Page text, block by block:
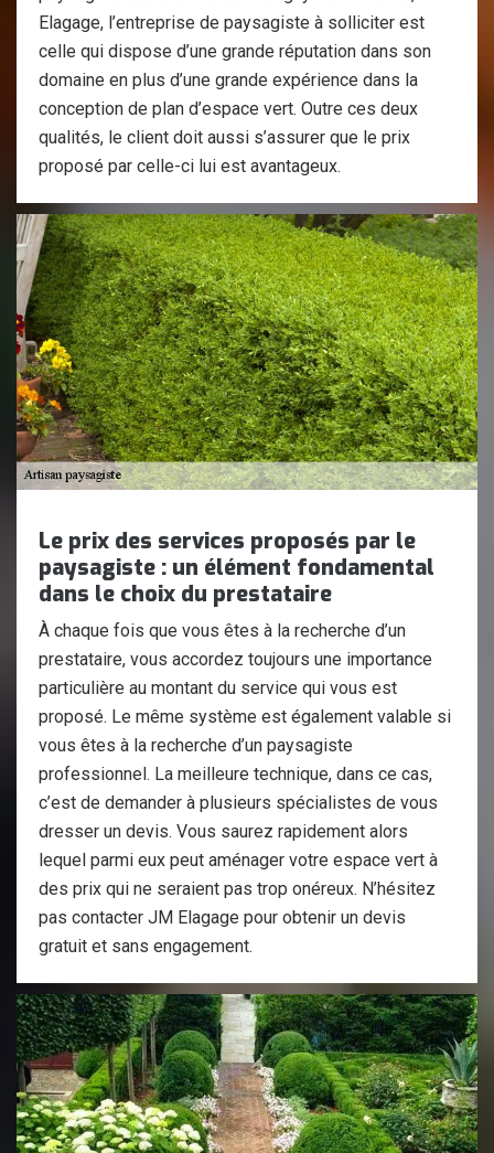
Elagage, l’entreprise de paysagiste à solliciter est
celle qui dispose d’une grande réputation dans son
domaine en plus d’une grande expérience dans la
conception de plan d’espace vert. Outre ces deux
qualités, le client doit aussi s’assurer que le prix
proposé par celle-ci lui est avantageux.
Le prix des services proposés par le
paysagiste : un élément fondamental
dans le choix du prestataire
À chaque fois que vous êtes à la recherche d’un
prestataire, vous accordez toujours une importance
particulière au montant du service qui vous est
proposé. Le même système est également valable si
vous êtes à la recherche d’un paysagiste
professionnel. La meilleure technique, dans ce cas,
c’est de demander à plusieurs spécialistes de vous
dresser un devis. Vous saurez rapidement alors
lequel parmi eux peut aménager votre espace vert à
des prix qui ne seraient pas trop onéreux. N’hésitez
pas contacter JM Elagage pour obtenir un devis
gratuit et sans engagement.